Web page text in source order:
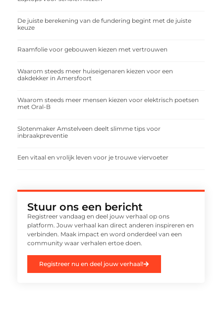
De juiste berekening van de fundering begint met de juiste
keuze
Raamfolie voor gebouwen kiezen met vertrouwen
Waarom steeds meer huiseigenaren kiezen voor een
dakdekker in Amersfoort
Waarom steeds meer mensen kiezen voor elektrisch poetsen
met Oral-B
Slotenmaker Amstelveen deelt slimme tips voor
inbraakpreventie
Een vitaal en vrolijk leven voor je trouwe viervoeter
Stuur ons een bericht
Registreer vandaag en deel jouw verhaal op ons
platform. Jouw verhaal kan direct anderen inspireren en
verbinden. Maak impact en word onderdeel van een
community waar verhalen ertoe doen.
Registreer nu en deel jouw verhaal!